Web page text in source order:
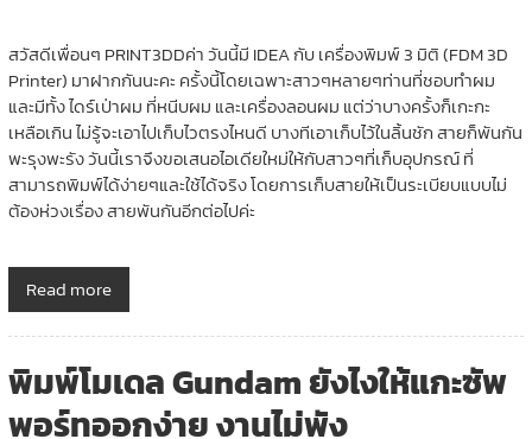
สวัสดีเพื่อนๆ PRINT3DDค่า วันนี้มี IDEA กับ เครื่องพิมพ์ 3 มิติ (FDM 3D
Printer) มาฝากกันนะคะ ครั้งนี้โดยเฉพาะสาวๆหลายๆท่านที่ชอบทำผม
และมีทั้ง ไดร์เป่าผม ที่หนีบผม และเครื่องลอนผม แต่ว่าบางครั้งก็เกะกะ
เหลือเกิน ไม่รู้จะเอาไปเก็บไวตรงไหนดี บางทีเอาเก็บไว้ในลิ้นชัก สายก็พันกัน
พะรุงพะรัง วันนี้เราจึงขอเสนอไอเดียใหม่ให้กับสาวๆที่เก็บอุปกรณ์ ที่
สามารถพิมพ์ได้ง่ายๆและใช้ได้จริง โดยการเก็บสายให้เป็นระเบียบแบบไม่
ต้องห่วงเรื่อง สายพันกันอีกต่อไปค่ะ
Read more
พิมพ์โมเดล Gundam ยังไงให้แกะซัพ
พอร์ทออกง่าย งานไม่พัง